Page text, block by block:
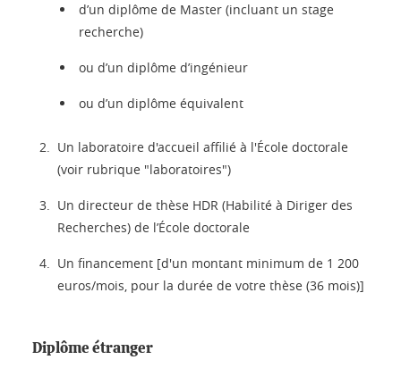
d’un diplôme de Master (incluant un stage
recherche)
ou d’un diplôme d’ingénieur
ou d’un diplôme équivalent
Un laboratoire d'accueil affilié à l'École doctorale
(voir rubrique "laboratoires")
Un directeur de thèse HDR (Habilité à Diriger des
Recherches) de l’École doctorale
Un financement [d'un montant minimum de 1 200
euros/mois, pour la durée de votre thèse (36 mois)]
Diplôme étranger